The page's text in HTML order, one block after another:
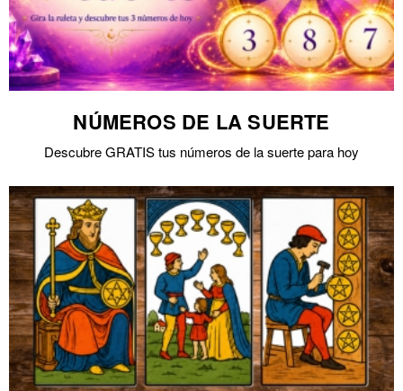
NÚMEROS DE LA SUERTE
Descubre GRATIS tus números de la suerte para hoy